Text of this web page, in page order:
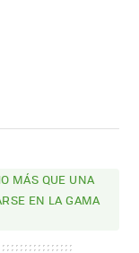
MÁS QUE UNA
EN LA GAMA